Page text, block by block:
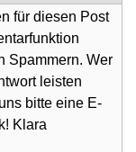
für diesen Post
Spammern. Wer
leisten
bitte eine E-
Klara